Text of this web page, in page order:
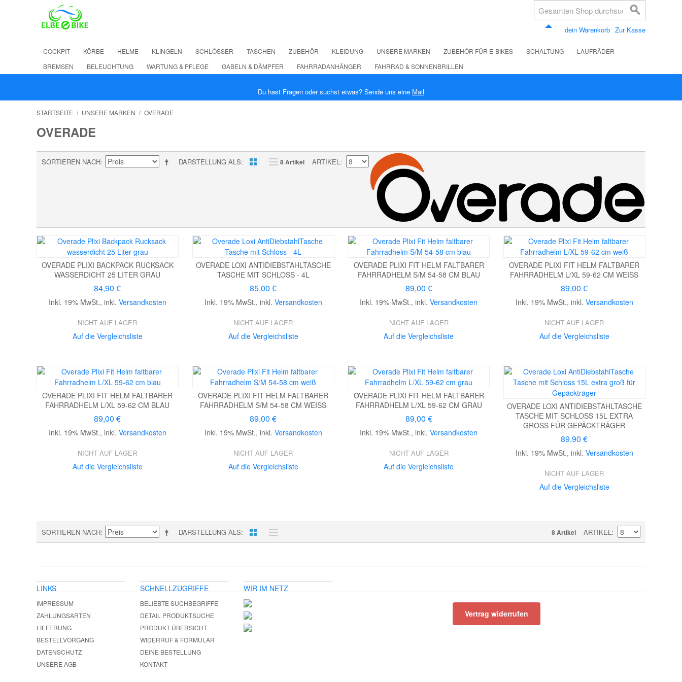
dein Warenkorb Zur Kasse
COCKPIT KÖRBE HELME KLINGELN SCHLÖSSER TASCHEN ZUBEHÖR KLEIDUNG UNSERE MARKEN ZUBEHÖR FÜR E-BIKES SCHALTUNG
LAUFRÄDER
BREMSEN
BELEUCHTUNG WARTUNG & PFLEGE GABELN & DÄMPFER FAHRRADANHÄNGER FAHRRAD & SONNENBRILLEN
Du hast Fragen oder suchst etwas? Sende uns eine Mail
STARTSEITE / UNSERE MARKEN / OVERADE
OVERADE
DARSTELLUNG ALS
SORTIEREN NACH 8 Artikel ARTIKEL
OVERADE PLIXI BACKPACK RUCKSACK
WASSERDICHT 25 LITER GRAU
84,90 €
Inkl. 19% MwSt., inkl. Versandkosten
NICHT AUF LAGER
Auf die Vergleichsliste
OVERADE LOXI ANTIDIEBSTAHLTASCHE
TASCHE MIT SCHLOSS - 4L
85,00 €
Inkl. 19% MwSt., inkl. Versandkosten
NICHT AUF LAGER
Auf die Vergleichsliste
OVERADE PLIXI FIT HELM FALTBARER
FAHRRADHELM S/M 54-58 CM BLAU
89,00 €
Inkl. 19% MwSt.,inkl.Versandkosten
NICHT AUF LAGER
Auf die Vergleichsliste
OVERADE PLIXI FIT HELM FALTBARER
FAHRRADHELM L/XL 59-62 CM WEISS
89,00 €
Inkl. 19% MwSt., inkl. Versandkosten
NICHT AUF LAGER
Auf die Vergleichsliste
OVERADE PLIXI FIT HELM FALTBARER
FAHRRADHELM L/XL 59-62 CM BLAU
89,00 €
Inkl. 19% MwSt., inkl. Versandkosten
NICHT AUF LAGER
Auf die Vergleichsliste
OVERADE PLIXI FIT HELM FALTBARER
FAHRRADHELM S/M 54-58 CM WEISS
89,00 €
Inkl. 19% MwSt., inkl. Versandkosten
NICHT AUF LAGER
Auf die Vergleichsliste
OVERADE PLIXI FIT HELM FALTBARER
FAHRRADHELM L/XL 59-62 CM GRAU
89,00 €
Inkl. 19% MwSt.,inkl.Versandkosten
NICHT AUF LAGER
Auf die Vergleichsliste
OVERADE LOXI ANTIDIEBSTAHLTASCHE
TASCHE MIT SCHLOSS 15L EXTRA
GROSS FÜR GEPÄCKTRÄGER
89,90 €
Inkl. 19% MwSt., inkl. Versandkosten
NICHT AUF LAGER
Auf die Vergleichsliste
DARSTELLUNG ALS
SORTIEREN NACH 8 Artikel ARTIKEL
LINKS
IMPRESSUM
ZAHLUNGSARTEN
LIEFERUNG
BESTELLVORGANG
DATENSCHUTZ
UNSERE AGB
SCHNELLZUGRIFFE
BELIEBTE SUCHBEGRIFFE
DETAIL PRODUKTSUCHE
PRODUKT ÜBERSICHT
WIDERRUF & FORMULAR
DEINE BESTELLUNG
KONTAKT
WIR IM NETZ
Vertrag widerrufen